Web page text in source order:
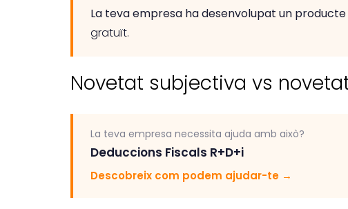
La teva empresa ha desenvolupat un
gratuït.
Novetat subjectiva vs
La teva empresa necessita ajuda amb això?
Deduccions Fiscals R+D+i
Descobreix com podem ajudar-te →